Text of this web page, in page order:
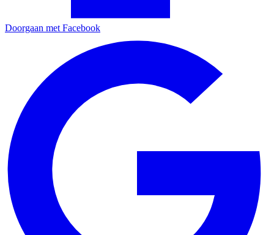
Doorgaan met Facebook